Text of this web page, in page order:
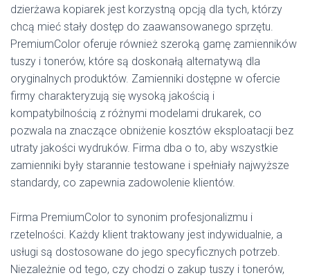
dzierżawa kopiarek jest korzystną opcją dla tych, którzy
chcą mieć stały dostęp do zaawansowanego sprzętu.
PremiumColor oferuje również szeroką gamę zamienników
tuszy i tonerów, które są doskonałą alternatywą dla
oryginalnych produktów. Zamienniki dostępne w ofercie
firmy charakteryzują się wysoką jakością i
kompatybilnością z różnymi modelami drukarek, co
pozwala na znaczące obniżenie kosztów eksploatacji bez
utraty jakości wydruków. Firma dba o to, aby wszystkie
zamienniki były starannie testowane i spełniały najwyższe
standardy, co zapewnia zadowolenie klientów.
Firma PremiumColor to synonim profesjonalizmu i
rzetelności. Każdy klient traktowany jest indywidualnie, a
usługi są dostosowane do jego specyficznych potrzeb.
Niezależnie od tego, czy chodzi o zakup tuszy i tonerów,